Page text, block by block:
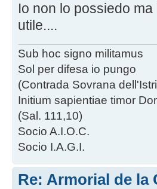
Io non lo possiedo
utile....
Sub hoc signo militamus
Sol per difesa io pungo
(Contrada Sovrana
Initium sapientiae timor
(Sal. 111,10)
Socio A.I.O.C.
Socio I.A.G.I.
Re: Armorial de la